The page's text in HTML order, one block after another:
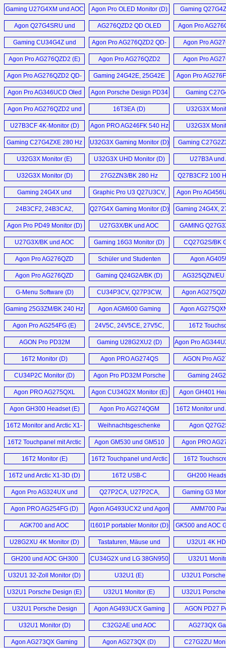
Agon Pro AG326UZD2 (D)
Agon Pro AG346UCD
16T20E2 Monitor (D)
Q27G4ZD 280 Hz QD OLED
Monitor (D)
AG346UCD QD-OLED
Monitor (D)
Mehr Sonstige News ...
Agon Pro AG276UZD (D)
V4 Serie Monitor (D)
U32P2, AOC U28P2A, AOC
Q32P2 (D)
im Team mit Red Bull Racing
Esports (D)
16T2 Touchscreen
Monitor (D)
Mehr Sponsoren News ...
27G4ZR, 27G4ZRE
Monitor (D)
Monitor (D)
Monitor
Gaming U27G4XM und AOC
Gaming 25G4KUR
Monitor (D)
Agon Pro OLED Monitor (D)
Gaming
Q27G4SDR
Agon Q27G4SRU und
U32G4U (D)
AG276QZD2 QD OLED
Monitor (D)
Agon Pro
Gaming CU34G4Z und
25G4SXU (D)
Agon Pro AG276QZD2 QD-
OLED Monitor (E)
Agon Pro
Monitor
Agon Pro AG276QZD2 (E)
Agon Pro AG276QZD2
Monitor (E)
Agon Pro
Monitor
Agon Pro AG276QZD2 QD-
OLED Monitor (D)
Gaming 24G42E, 25G42E
und 27G42E (D)
Agon Pro
Monitor
Agon Pro AG346UCD Oled
Monitor (D)
Agon Porsche Design PD34
Gaming Monitor (D)
Gaming
CQ27G4X,
CQ32G4VE
Agon Pro AG276QZD2 und
Agon Pro AG326UD
Monitor (D)
16T3EA (D) U32G3X
U27B3CF 4K-Monitor (D)
Agon PRO AG246FK 540 Hz
und AG256FS 390 Hz
Monitor (D)
U32G3X
Gaming C27G4ZXE 280 Hz
Monitor (D)
U32G3X Gaming Monitor (D)
Gaming
Hz Curved
Monitor
U32G3X Monitor (E) U32G3X UHD Monitor (D)
U27B3A und
U27B3AF
U32G3X Monitor (D)
27G2ZN3/BK 280 Hz
Monitor (D)
Q27B3CF2 100
Monitor
Gaming 24G4X und
27G4XE (D)
Graphic Pro U3 Q27U3CV,
U27U3CV, U32U3CV
Monitor (D)
Agon Pro
Hz 800R Gaming
24B3CF2, 24B3CA2,
27B3CF2, 27B3CA2 Office
Monitor (D)
Q27G4X Gaming Monitor (D)
Gaming 24G4X,
Hz (D)
Agon Pro PD49 Monitor (D)
U27G3X/BK und AOC
U32G3X/BK Monitor (D)
GAMING
Monitor
U27G3X/BK und AOC
U32G3X/BK Monitor (D)
Gaming 16G3 Monitor (D)
CQ27G2S/BK
Monitor
Agon Pro AG276QZD
Monitor (E)
Schüler und Studenten
Monitor Line-up (D)
Agon
Monitor
Agon Pro AG276QZD
Monitor (D)
Gaming Q24G2A/BK (D)
AG325QZN/EU
Monitor
G-Menu Software (D)
CU34P3CV, Q27P3CW,
Q27P3CV, Q27P3QW,
24P3CW, 24P3CV und
24P3QW (D)
Agon
AG275QZN/
Gaming 25G3ZM/BK 240 Hz
Monitor (D)
Agon AGM600 Gaming
Maus (D)
Agon
Agon Pro AG254FG (E)
24V5C, 24V5CE, 27V5C,
27V5CE, Q27V5C,
Q32V5CE (D)
16T2
Monitor
AGON Pro PD32M
Monitor (D)
Gaming U28G2XU2 (D)
Agon Pro
Gaming
16T2 Monitor (D)
Agon PRO AG274QS
Monitor (D)
AGON Pro
Monitor
CU34P2C Monitor (D)
Agon Pro PD32M Porsche
Design Monitor (D)
Gaming
27G2SPU,
27G2SPAE
Agon PRO AG275QXL
Monitor (D)
Agon CU34G2X Monitor (E) Agon GH401
Agon GH300 Headset (E)
Agon Pro AG274QGM
Monitor (D)
16T2 Monitor und
3D
16T2 Monitor and Arctic X1-
3D (E)
Weihnachtsgeschenke
Ideen (D)
Agon
16T2 Touchpanel mit Arctic
X1-3D (D)
Agon GM530 und GM510
und GH401 (D)
Agon PRO
AG274UXP,
16T2 Monitor (E)
16T2 Touchpanel und Arctic
X1-3D Monitorarm (D)
16T2
16T2 und Arctic X1-3D (D)
16T2 USB-C
Touchscreen (D)
GH200
Agon Pro AG324UX und
AG274FZ eSports
Monitor (D)
Q27P2CA, U27P2CA,
Q32P2CA, U32P2CA
Monitor (D)
Gaming G3
Agon PRO AG254FG (D)
Agon AG493UCX2 und Agon
AG493QCX (D)
AMM700
AGK700 and AOC
AGM700 (E)
I1601P portabler Monitor (D) GK500 and AOC
U28G2XU 4K Monitor (D)
Tastaturen, Mäuse und
Mousepads (D)
U32U1 4K
Monitor
GH200 und AOC GH300
Gaming Headsets (D)
CU34G2X und LG 38GN950
im Widescreen Monitore (D)
U32U1
U32U1 32-Zoll Monitor (D) U32U1 (E)
U32U1
Monitor
U32U1 Porsche Design (E)
U32U1 Monitor (E)
U32U1
Monitor
U32U1 Porsche Design
Monitor (D)
Agon AG493UCX Gaming
Monitor (D)
AGON PD27
Design Gaming
U32U1 Monitor (D)
C32G2AE und AOC
Cq32g2se Monitor (D)
AG273QX
Monitor
Agon AG273QX Gaming
Agon AG273QX (D) C27G2ZU